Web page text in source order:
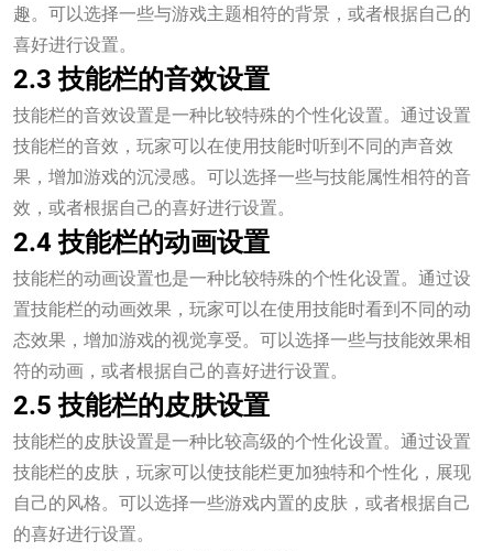
趣。可以选择一些与游戏主题相符的背景，或者根据自己的
喜好进行设置。
2.3 技能栏的音效设置
技能栏的音效设置是一种比较特殊的个性化设置。通过设置
技能栏的音效，玩家可以在使用技能时听到不同的声音效
果，增加游戏的沉浸感。可以选择一些与技能属性相符的音
效，或者根据自己的喜好进行设置。
2.4 技能栏的动画设置
技能栏的动画设置也是一种比较特殊的个性化设置。通过设
置技能栏的动画效果，玩家可以在使用技能时看到不同的动
态效果，增加游戏的视觉享受。可以选择一些与技能效果相
符的动画，或者根据自己的喜好进行设置。
2.5 技能栏的皮肤设置
技能栏的皮肤设置是一种比较高级的个性化设置。通过设置
技能栏的皮肤，玩家可以使技能栏更加独特和个性化，展现
自己的风格。可以选择一些游戏内置的皮肤，或者根据自己
的喜好进行设置。